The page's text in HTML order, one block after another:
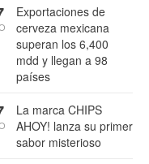
Exportaciones de
cerveza mexicana
superan los 6,400
mdd y llegan a 98
países
La marca CHIPS
AHOY! lanza su primer
sabor misterioso